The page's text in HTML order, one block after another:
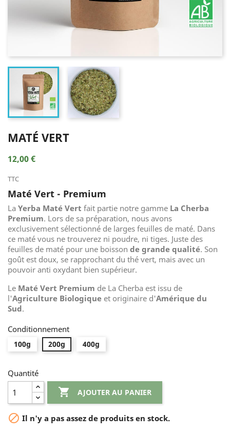
MATÉ VERT
12,00 €
TTC
Maté Vert - Premium
La Yerba Maté Vert fait partie notre gamme La Cherba
Premium. Lors de sa préparation, nous avons
exclusivement sélectionné de larges feuilles de maté. Dans
ce maté vous ne trouverez ni poudre, ni tiges. Juste des
feuilles de maté pour une boisson de grande qualité. Son
goût est doux, se rapprochant du thé vert, mais avec un
pouvoir anti oxydant bien supérieur.
Le Maté Vert Premium de La Cherba est issu de
l'Agriculture Biologique et originaire d'Amérique du
Sud.
Conditionnement
100g 200g 400g
Quantité
 AJOUTER AU PANIER
 Il n'y a pas assez de produits en stock.